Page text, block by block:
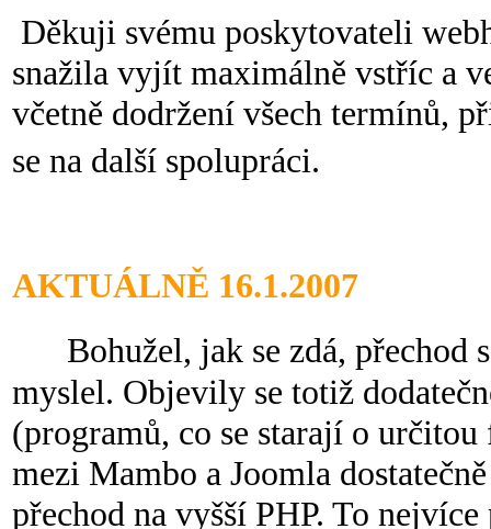
Děkuji svému poskytovateli
snažila vyjít maximálně vstříc a
včetně dodržení všech termínů,
se na další spolupráci.
AKTUÁLNĚ 16.1.2007
Bohužel, jak se zdá, přechod
myslel. Objevily se totiž
(programů, co se starají o
mezi Mambo a Joomla
přechod na vyšší PHP. To